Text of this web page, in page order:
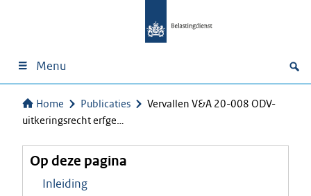
Menu
Home Publicaties
Vervallen V&A 20-008 ODV-
uitkeringsrecht erfge…
Op deze pagina
Inleiding